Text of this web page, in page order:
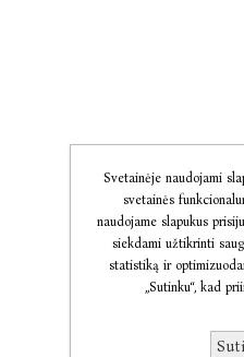
Svetainėje naudojami
svetainės
naudojame slapukus
siekdami užtikrinti
statistiką ir
„Sutinku“, kad